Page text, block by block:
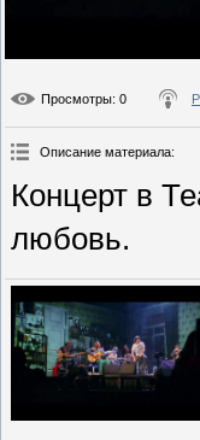
Просмотры: 0
Описание материала:
Концерт в
любовь.